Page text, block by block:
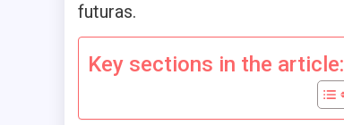
futuras.
Key sections in the article: